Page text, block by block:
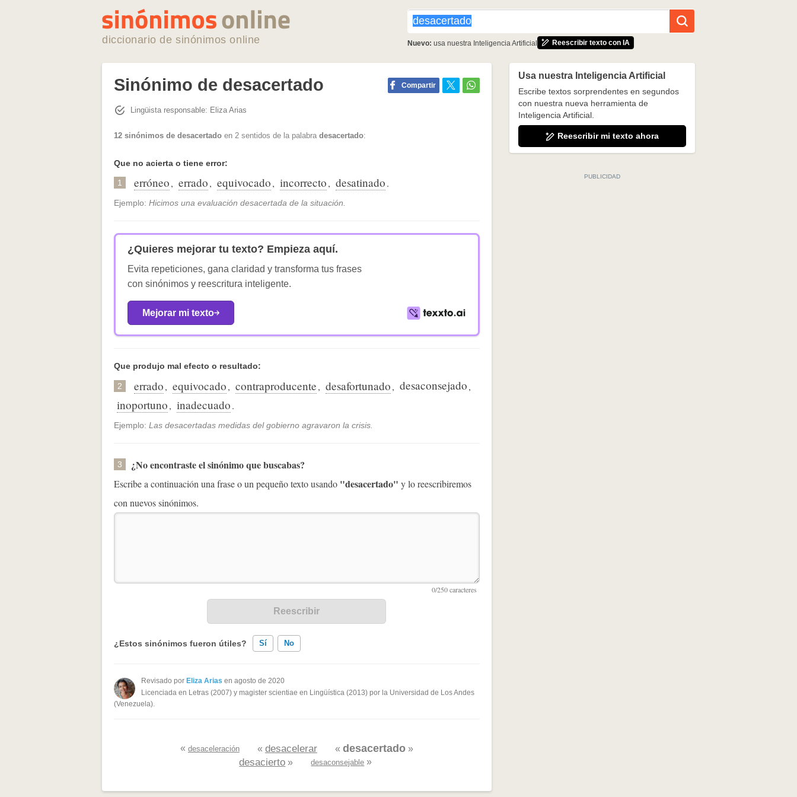
diccionario de sinónimos online Nuevo: usa nuestra Inteligencia Artificial Reescribir texto con IA
Sinónimo de desacertado Compartir
Lingüista responsable: Eliza Arias
12 sinónimos de desacertado en 2 sentidos de la palabra desacertado:
Que no acierta o tiene error:
1 erróneo, errado, equivocado, incorrecto, desatinado.
Ejemplo: Hicimos una evaluación desacertada de la situación.
¿Quieres mejorar tu texto? Empieza aquí.
Evita repeticiones, gana claridad y transforma tus frases
con sinónimos y reescritura inteligente.
Mejorar mi texto
Que produjo mal efecto o resultado:
2 errado, equivocado, contraproducente, desafortunado, desaconsejado,
inoportuno, inadecuado.
Ejemplo: Las desacertadas medidas del gobierno agravaron la crisis.
3 ¿No encontraste el sinónimo que buscabas?
Escribe a continuación una frase o un pequeño texto usando "desacertado" y lo reescribiremos
con nuevos sinónimos.
¿Estos sinónimos fueron útiles? Sí No
Existen sinónimos incorrectos
Ninguno de los sinónimos presentados me ayudó
Revisado por Eliza Arias en agosto de 2020
Licenciada en Letras (2007) y magister scientiae en Lingüística (2013) por la Universidad de Los Andes
(Venezuela).
« desaceleración « desacelerar « desacertado »
desacierto » desaconsejable »
Usa nuestra Inteligencia Artificial
Escribe textos sorprendentes en segundos
con nuestra nueva herramienta de
Inteligencia Artificial.
Reescribir mi texto ahora